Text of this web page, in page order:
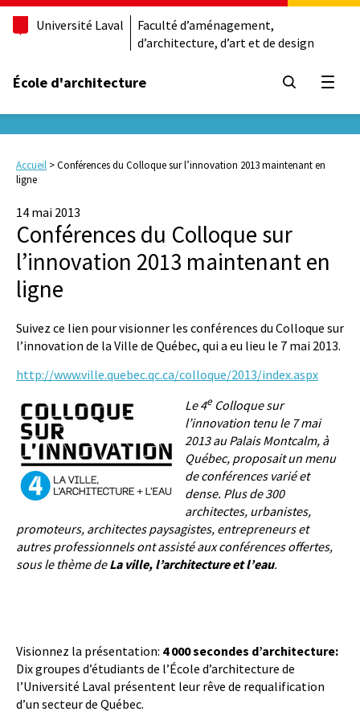
Université Laval
Faculté d’aménagement,
d’architecture, d’art et de design
École d'architecture
Accueil >Conférences du Colloque sur l’innovation 2013 maintenant en
ligne
14 mai 2013
Conférences du Colloque sur
l’innovation 2013 maintenant en
ligne
Suivez ce lien pour visionner les conférences du Colloque sur
l’innovation de la Ville de Québec, qui a eu lieu le 7 mai 2013.
http://www.ville.quebec.qc.ca/colloque/2013/index.aspx
Le 4eColloque sur
l’innovation tenu le 7 mai
2013 au Palais Montcalm, à
Québec, proposait un menu
de conférences varié et
dense. Plus de 300
architectes, urbanistes,
promoteurs, architectes paysagistes, entrepreneurs et
autres professionnels ont assisté aux conférences offertes,
sous le thème deLa ville, l’architecture et l’eau.
Visionnez la présentation: 4 000 secondes d’architecture:
Dix groupes d’étudiants de l’École d’architecture de
l’Université Laval présentent leur rêve de requalification
d’un secteur de Québec.